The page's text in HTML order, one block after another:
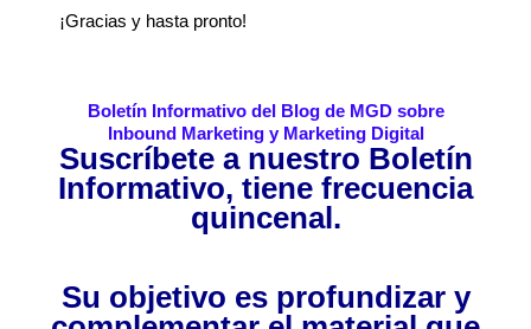
¡Gracias y hasta pronto!
Boletín Informativo del Blog de MGD sobre
Inbound Marketing y Marketing Digital
Suscríbete a nuestro Boletín
Informativo, tiene frecuencia
quincenal.
Su objetivo es profundizar y